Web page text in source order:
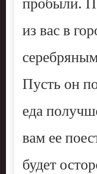
из вас в
Пусть он
еда
вам ее
будет